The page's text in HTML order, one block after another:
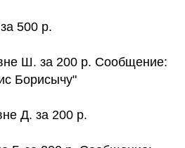
500 р.
Ш. за 200 р. Сообщение:
Борисычу"
Д. за 200 р.